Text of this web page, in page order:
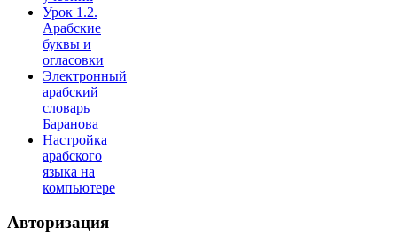
Урок 1.2.
Арабские
буквы и
огласовки
Электронный
арабский
словарь
Баранова
Настройка
арабского
языка на
компьютере
Авторизация